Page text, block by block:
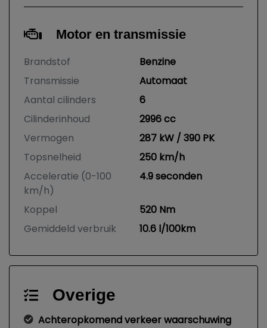
Motor en transmissie
Brandstof
Benzine
Transmissie
Automaat
Aantal cilinders
6
Cilinderinhoud
2996 cc
Vermogen
287 kW / 390 PK
Topsnelheid
250 km/h
Acceleratie (0-100
km/h)
4.9 seconden
Koppel
520 Nm
Gemiddeld verbruik
10.6 l/100km
Overige
Achteropkomend verkeer waarschuwing